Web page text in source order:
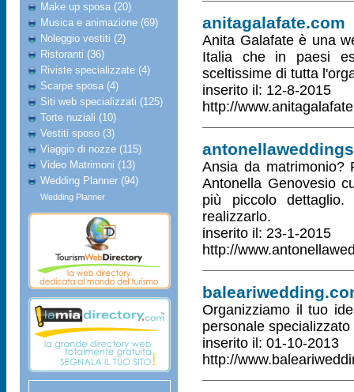
Make up sposa (20)
Musica e animazione (69)
Noleggio vestiti (2)
Ristoranti (36)
Riviste specializzate (4)
Scarpe sposa (4)
Siti web specializzati (125)
Torte nuziali (10)
Vestiti sposo (3)
Viaggio di nozze (115)
Video Matrimoni (13)
Wedding Planner (94)
Wedding Planner
anitagalafate.com
Anita Galafate è una
Italia che in paesi
sceltissime di tutta
inserito il: 12-8-2015
http://
Ansia da matrimonio?
Antonella Genovesio
più piccolo
realizzarlo.
inserito il: 23-1-2015
http://
Organizziamo il tuo
personale specializzato
inserito il: 01-10-2013
http://